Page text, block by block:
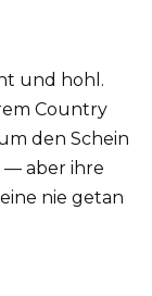
und hohl.
Country
den Schein
— aber ihre
nie getan